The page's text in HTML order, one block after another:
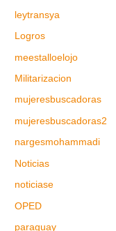
leytransya
Logros
meestalloelojo
Militarizacion
mujeresbuscadoras
mujeresbuscadoras2
nargesmohammadi
Noticias
noticiase
OPED
paraguay